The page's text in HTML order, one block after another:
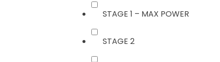
STAGE 1 – MAX POWER
STAGE 2